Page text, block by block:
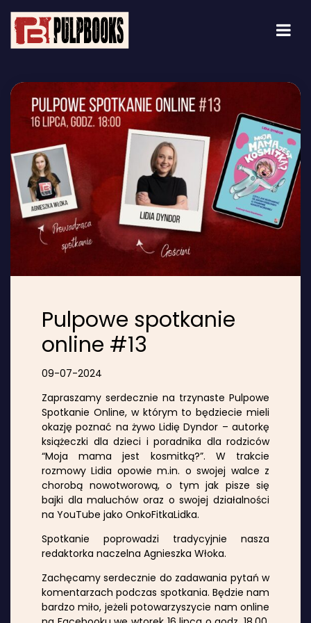
Pulpowe spotkanie
online #13
09-07-2024
Zapraszamy serdecznie na trzynaste Pulpowe
Spotkanie Online, w którym to będziecie mieli
okazję poznać na żywo Lidię Dyndor – autorkę
książeczki dla dzieci i poradnika dla rodziców
“Moja mama jest kosmitką?”. W trakcie
rozmowy Lidia opowie m.in. o swojej walce z
chorobą nowotworową, o tym jak pisze się
bajki dla maluchów oraz o swojej działalności
na YouTube jako OnkoFitkaLidka.
Spotkanie poprowadzi tradycyjnie nasza
redaktorka naczelna Agnieszka Włoka.
Zachęcamy serdecznie do zadawania pytań w
komentarzach podczas spotkania. Będzie nam
bardzo miło, jeżeli potowarzyszycie nam online